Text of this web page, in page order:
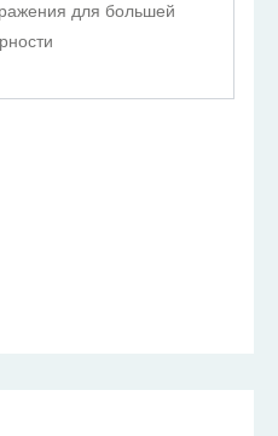
для большей